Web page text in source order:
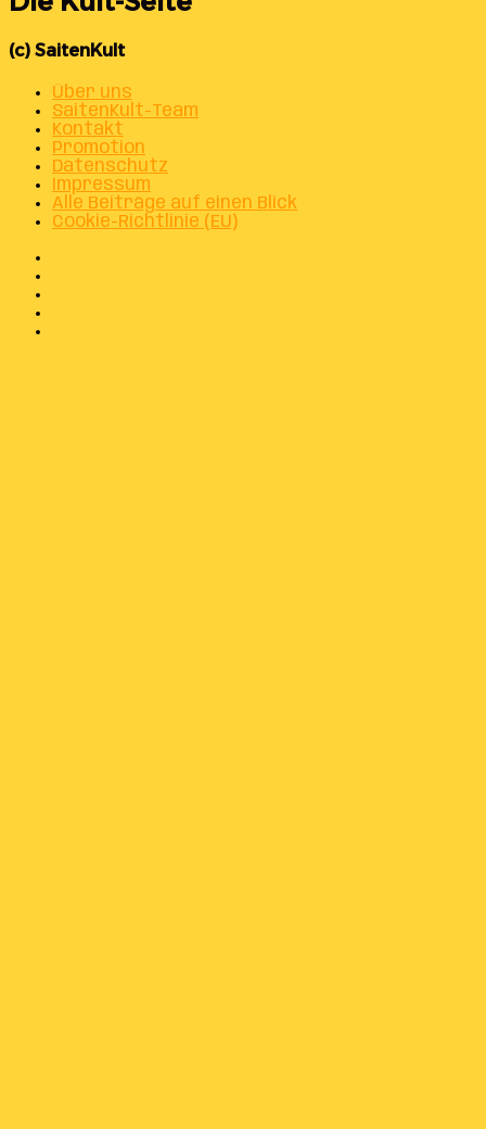
(c) SaitenKult
Über uns
SaitenKult-Team
Kontakt
Promotion
Datenschutz
Impressum
Alle Beiträge auf einen Blick
Cookie-Richtlinie (EU)